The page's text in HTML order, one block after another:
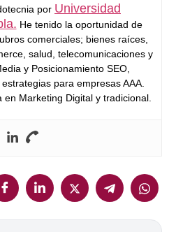
por Universidad
He tenido la oportunidad de
comerciales; bienes raíces,
salud, telecomunicaciones y
y Posicionamiento SEO,
para empresas AAA.
Marketing Digital y tradicional.